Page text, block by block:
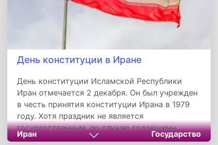
День конституции в Иране
День конституции Исламской Республики
Иран отмечается 2 декабря. Он был учрежден
в честь принятия конституции Ирана в 1979
году. Хотя праздник не является
государственным, по случаю годовщины
принятия основного закона страны
Иран Государство